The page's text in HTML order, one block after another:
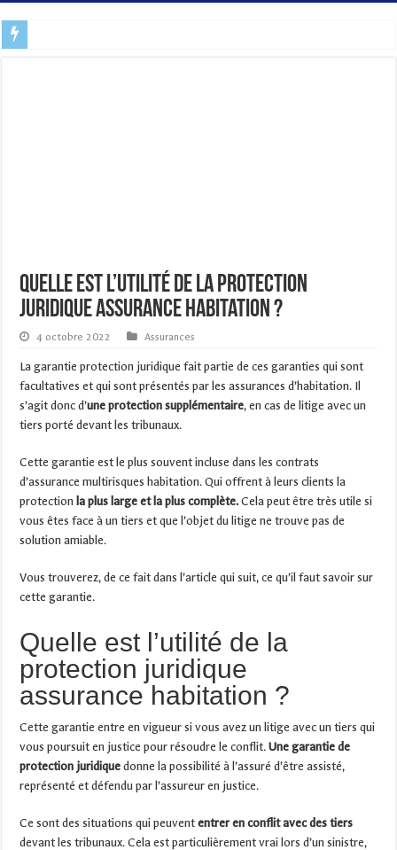
Quelle est l’utilité de la protection
juridique assurance habitation ?
4 octobre 2022 Assurances
La garantie protection juridique fait partie de ces garanties qui sont
facultatives et qui sont présentés par les assurances d’habitation. Il
s’agit donc d’une protection supplémentaire, en cas de litige avec un
tiers porté devant les tribunaux.
Cette garantie est le plus souvent incluse dans les contrats
d’assurance multirisques habitation. Qui offrent à leurs clients la
protection la plus large et la plus complète.Cela peut être très utile si
vous êtes face à un tiers et que l’objet du litige ne trouve pas de
solution amiable.
Vous trouverez, de ce fait dans l’article qui suit, ce qu’il faut savoir sur
cette garantie.
Quelle est l’utilité de la
protection juridique
assurance habitation ?
Cette garantie entre en vigueur si vous avez un litige avec un tiers qui
vous poursuit en justice pour résoudre le conflit.Une garantie de
protection juridiquedonne la possibilité à l’assuré d’être assisté,
représenté et défendu par l’assureur en justice.
Ce sont des situations qui peuvententrer en conflit avec des tiers
devant les tribunaux. Cela est particulièrement vrai lors d’un sinistre,